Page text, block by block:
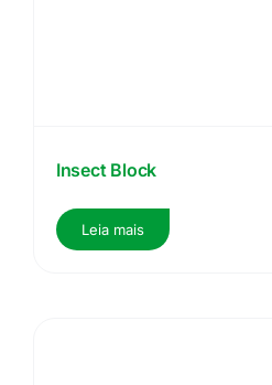
Insect Block
Leia mais